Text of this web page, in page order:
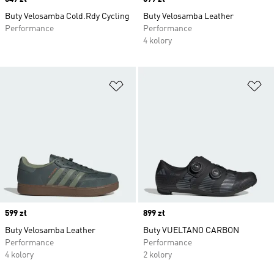
Buty Velosamba Cold.Rdy Cycling
Performance
Buty Velosamba Leather
Performance
4 kolory
Price
599 zł
Buty Velosamba Leather
Performance
4 kolory
Price
899 zł
Buty VUELTANO CARBON
Performance
2 kolory